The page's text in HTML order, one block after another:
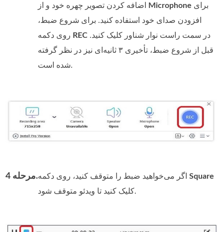
Microphone
افزودن صدای خود استفاده کنید. برای شروع ضبط،
REC
قبل از شروع ضبط، تأخیری ۳ ثانیه‌ای نیز در نظر گرفته
شده است.
مرحله 4. اگر می‌خواهید ضبط را متوقف کنید، روی دکمهSquare
کلیک کنید تا ویدئو متوقف شود.